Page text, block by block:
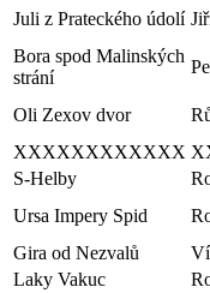
Juli z Prateckého údolí
Bora spod Malinských
strání
Oli Zexov dvor
XXXXXXXXXXXX
S-Helby
Ursa Impery Spid
Gira od Nezvalů
Laky Vakuc